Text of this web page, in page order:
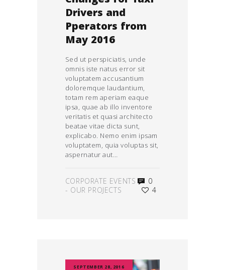
Drivers and
Pperators from
May 2016
Sed ut perspiciatis, unde
omnis iste natus error sit
voluptatem accusantium
doloremque laudantium,
totam rem aperiam eaque
ipsa, quae ab illo inventore
veritatis et quasi architecto
beatae vitae dicta sunt,
explicabo. Nemo enim ipsam
voluptatem, quia voluptas sit,
aspernatur aut…
CORPORATE EVENTS
- OUR PROJECTS
0
4
SEPTEMBER 28, 2016